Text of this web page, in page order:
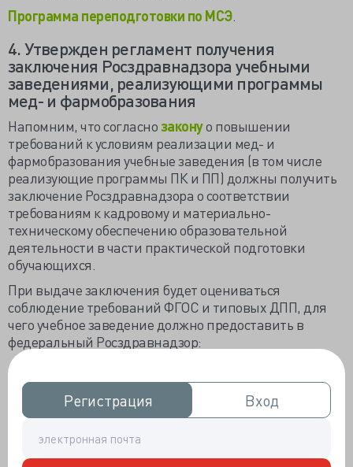
Регистрация
Регистрация Вход
Вход
Программа переподготовки по МСЭ.
4. Утвержден регламент получения
заключения Росздравнадзора учебными
заведениями, реализующими программы
мед- и фармобразования
Напомним, что согласнозаконуо повышении
требований к условиям реализации мед- и
фармобразования учебные заведения (в том числе
реализующие программы ПК и ПП) должны получить
заключение Росздравнадзора о соответствии
требованиям к кадровому и материально-
техническому обеспечению образовательной
деятельности в части практической подготовки
обучающихся.
При выдаче заключения будет оцениваться
соблюдение требований ФГОС и типовых ДПП, для
чего учебное заведение должно предоставить в
федеральный Росздравнадзор:
к реализации образовательных программах с
указанием специальностей и количества
обучающихся;
сведения об организациях, на базе которых